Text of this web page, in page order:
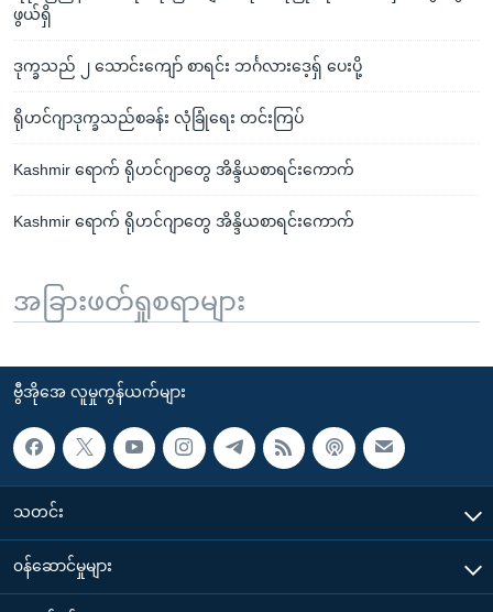
ဖွယ်ရှိ
ဒုက္ခသည် ၂ သောင်းကျော် စာရင်း ဘင်္ဂလားဒေ့ရ်ှ ပေးပို့
ရိုဟင်ဂျာဒုက္ခသည်စခန်း လုံခြုံရေး တင်းကြပ်
Kashmir ရောက် ရိုဟင်ဂျာတွေ အိန္ဒိယစာရင်းကောက်
Kashmir ရောက် ရိုဟင်ဂျာတွေ အိန္ဒိယစာရင်းကောက်
အခြားဖတ်ရှုစရာများ
ဗွီအိုအေ လူမှုကွန်ယက်များ
သတင်း
၀န်ဆောင်မှုများ